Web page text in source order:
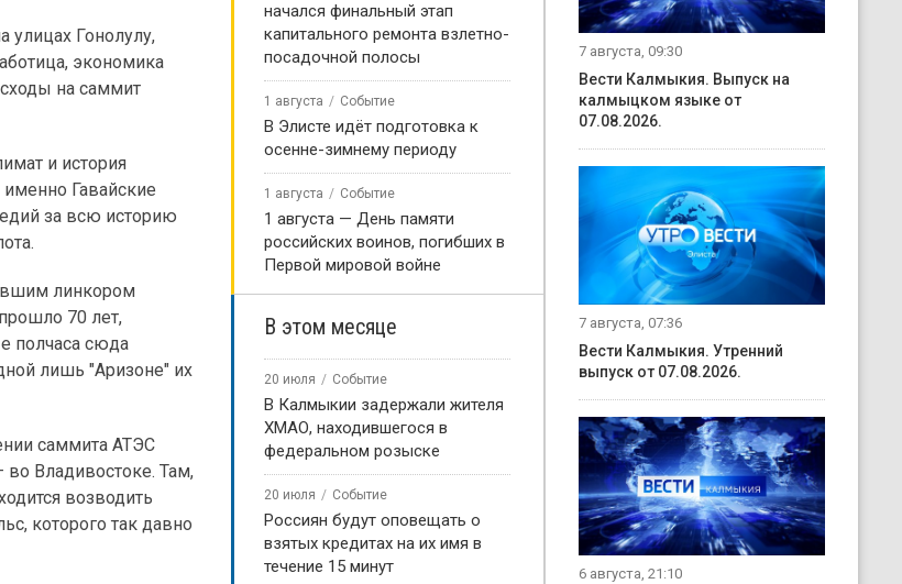
улицах Гонолулу,
экономика
на саммит
и история
Гавайские
за всю историю
линкором
70 лет,
полчаса сюда
лишь "Аризоне" их
саммита АТЭС
во Владивостоке. Там,
возводить
которого так давно
начался финальный этап
капитального ремонта взлетно-
посадочной полосы
1 августа Событие
В Элисте идёт подготовка к
осенне-зимнему периоду
1 августа Событие
1 августа — День памяти
российских воинов, погибших в
Первой мировой войне
В этом месяце
20 июля Событие
В Калмыкии задержали жителя
ХМАО, находившегося в
федеральном розыске
20 июля Событие
Россиян будут оповещать о
взятых кредитах на их имя в
течение 15 минут
7 августа, 09:30
Вести Калмыкия. Выпуск на
калмыцком языке от
07.08.2026.
7 августа, 07:36
Вести Калмыкия. Утренний
выпуск от 07.08.2026.
6 августа, 21:10